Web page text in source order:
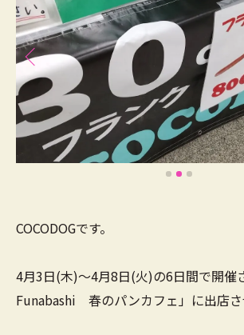
COCODOGです。
4月3日(木)～4月8日(火)の6日間で開催
Funabashi 春のパンカフェ」に出店さ